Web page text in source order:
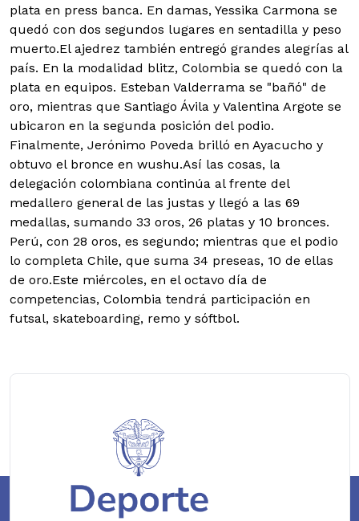
plata en press banca. En damas, Yessika Carmona se
quedó con dos segundos lugares en sentadilla y peso
muerto.El ajedrez también entregó grandes alegrías al
país. En la modalidad blitz, Colombia se quedó con la
plata en equipos. Esteban Valderrama se "bañó" de
oro, mientras que Santiago Ávila y Valentina Argote se
ubicaron en la segunda posición del podio.
Finalmente, Jerónimo Poveda brilló en Ayacucho y
obtuvo el bronce en wushu.Así las cosas, la
delegación colombiana continúa al frente del
medallero general de las justas y llegó a las 69
medallas, sumando 33 oros, 26 platas y 10 bronces.
Perú, con 28 oros, es segundo; mientras que el podio
lo completa Chile, que suma 34 preseas, 10 de ellas
de oro.Este miércoles, en el octavo día de
competencias, Colombia tendrá participación en
futsal, skateboarding, remo y sóftbol.